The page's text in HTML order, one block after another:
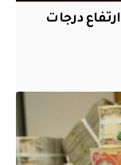
درجات